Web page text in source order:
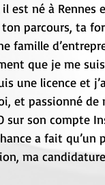
est né à Rennes
parcours, ta
famille
que je me
une licence et
et passionné
sur son compte
a fait
ma